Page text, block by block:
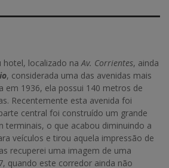
hotel, localizado naAv. Corrientes, ainda
, considerada uma das avenidas mais
em 1936, ela possui 140 metros de
Recentemente esta avenida foi
central foi construído um grande
terminais, o que acabou diminuindo a
veículos e tirou aquela impressão de
recuperei uma imagem de uma
quando este corredor ainda não